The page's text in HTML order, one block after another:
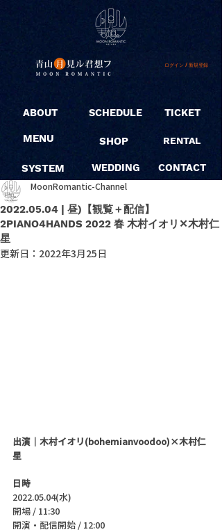
ログイン / 新規登録
ABOUT
MENU
SYSTEM
SCHEDULE
SHOP
WEDDING
TICKET
RENTAL
CONTACT
2022.05.04 | 昼)【観覧＋配信】
2PIANO4HANDS 2022 春 木村イオリ✕木村仁
星
MoonRomantic-Channel
更新日： 2022年3月25日
出演｜木村イオリ(bohemianvoodoo)×木村仁
星
日時
2022.05.04(水)
開場 / 11:30
開演・配信開始 / 12:00